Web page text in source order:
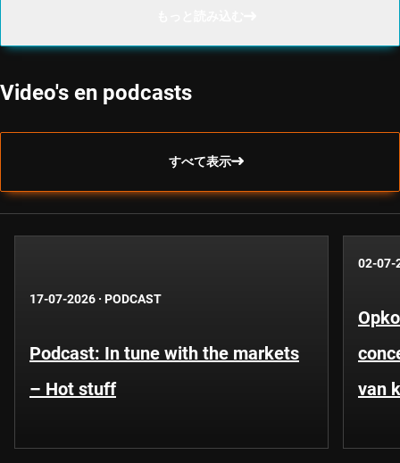
Video's en podcasts
すべて表示
17-07-2026 · PODCAST
Podcast: In tune with the markets
– Hot stuff
02-07-
van